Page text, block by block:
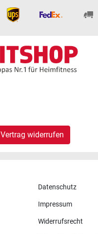
Vertrag widerrufen
Datenschutz
Impressum
Widerrufsrecht